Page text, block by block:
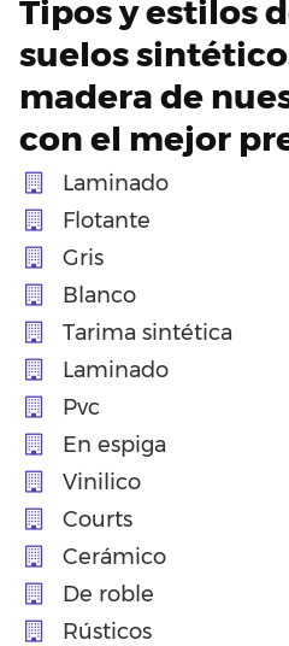
Tipos y estilos
suelos
madera de
con el mejor
Laminado
Flotante
Gris
Blanco
Tarima sintética
Laminado
Pvc
En espiga
Vinilico
Courts
Cerámico
De roble
Rústicos